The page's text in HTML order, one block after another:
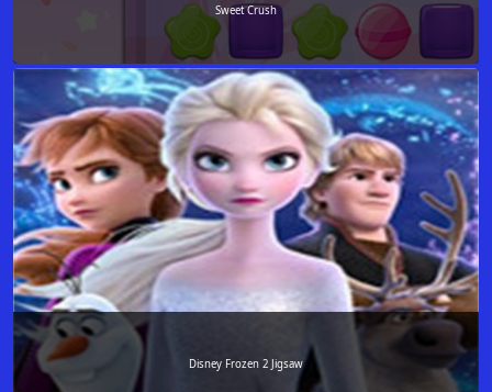
Sweet Crush
Disney Frozen 2 Jigsaw